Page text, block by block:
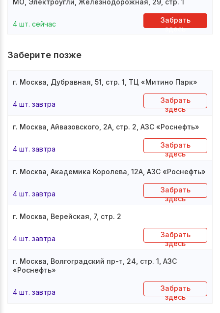
4 шт. сейчас
Забрать
здесь
Заберите позже
г. Москва, Дубравная, 51, стр. 1, ТЦ «Митино Парк»
4 шт. завтра
Забрать
здесь
г. Москва, Айвазовского, 2А, стр. 2, АЗС «Роснефть»
4 шт. завтра
Забрать
здесь
г. Москва, Академика Королева, 12А, АЗС «Роснефть»
4 шт. завтра
Забрать
здесь
г. Москва, Верейская, 7, стр. 2
4 шт. завтра
Забрать
здесь
г. Москва, Волгоградский пр-т, 24, стр. 1, АЗС
«Роснефть»
4 шт. завтра
Забрать
здесь